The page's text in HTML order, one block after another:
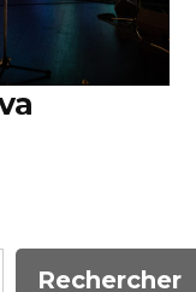
Rechercher